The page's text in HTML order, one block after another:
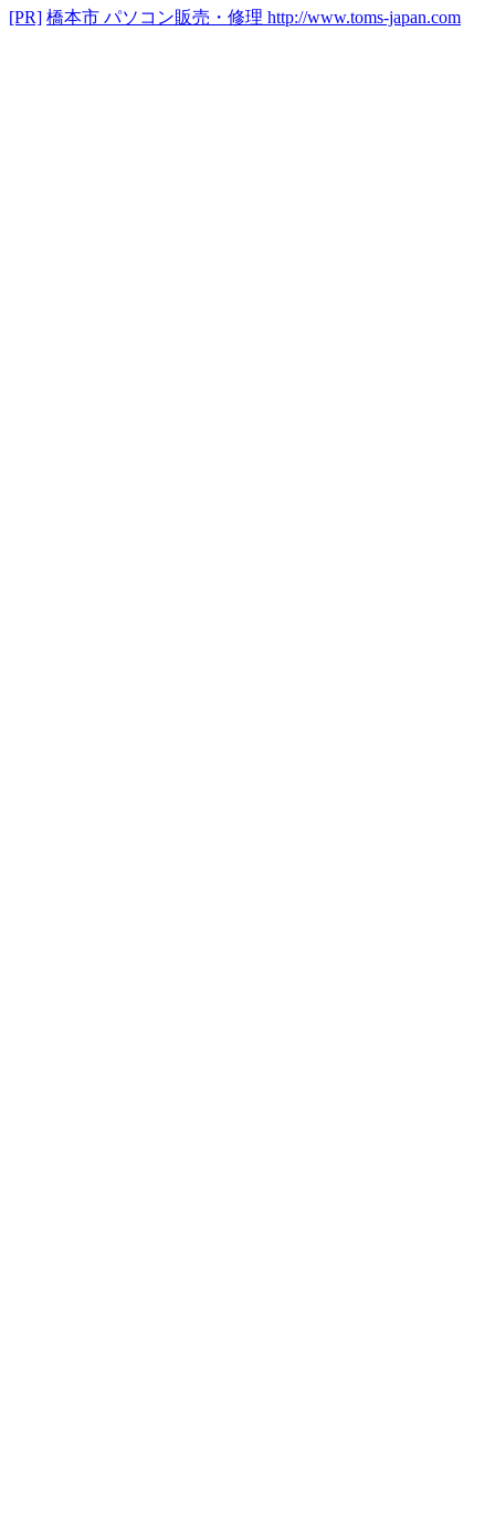
[PR] 橋本市 パソコン販売・修理 http://www.toms-japan.com